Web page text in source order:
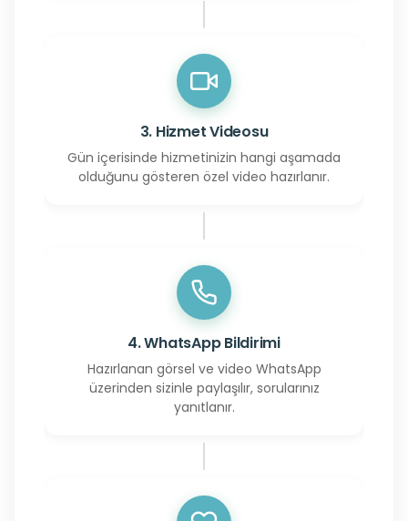
3. Hizmet Videosu
Gün içerisinde hizmetinizin hangi aşamada
olduğunu gösteren özel video hazırlanır.
4. WhatsApp Bildirimi
Hazırlanan görsel ve video WhatsApp
üzerinden sizinle paylaşılır, sorularınız
yanıtlanır.